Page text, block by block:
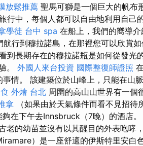
放鬆推薦 聖馬可獅是一個巨大的帆布
行中，每個人都可以自由地利用自己
學徒 台中 spa 在船上，我們的嚮導
航行到穆拉諾島，在那裡您可以欣賞
到長期存在的穆拉諾瓶是如何從發光
。 外國人來台投資 國際整復師證照
情。 該建築位於山峰上，只能在山
外燴 台北 周圍的高山山世界有一個
拿 （如果由於天氣條件而看不見招待
夠在下午去Innsbruck（7晚）的酒店
老的幼苗並沒有以其醒目的外表咆哮
）是一座舒適的伊斯特里安白